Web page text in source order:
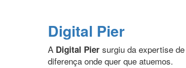
Digital Pier
A Digital Pier surgiu da expertise
diferença onde quer que atuemos.